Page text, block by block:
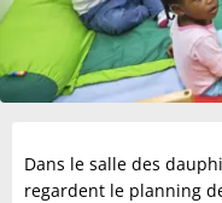
Dans le salle des
regardent le planning